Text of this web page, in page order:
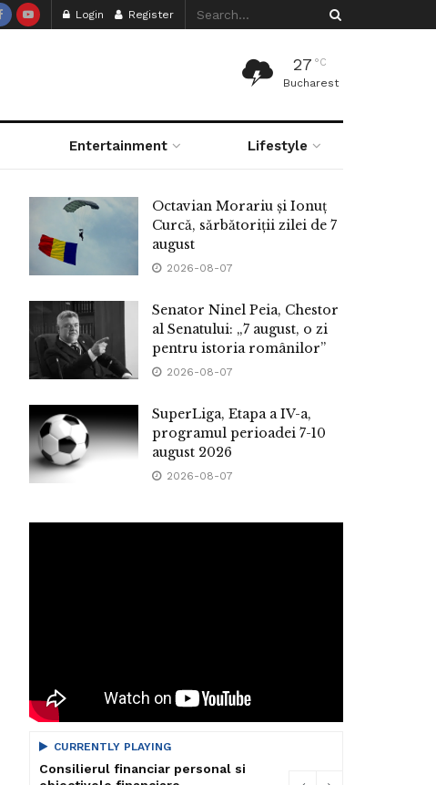
Login Register
27 °C
Bucharest
Entertainment Lifestyle
Octavian Morariu și Ionuț
Curcă, sărbătoriții zilei de 7
august
2026-08-07
Senator Ninel Peia, Chestor
al Senatului: „7 august, o zi
pentru istoria românilor”
2026-08-07
SuperLiga, Etapa a IV-a,
programul perioadei 7-10
august 2026
2026-08-07
CURRENTLY PLAYING
Consilierul financiar personal si